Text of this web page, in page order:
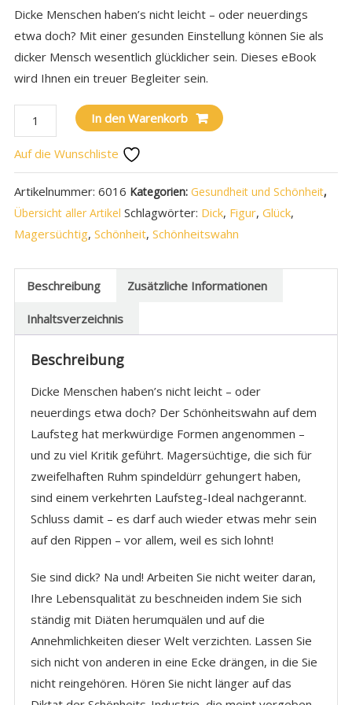
Dicke Menschen haben’s nicht leicht – oder neuerdings
etwa doch? Mit einer gesunden Einstellung können Sie als
dicker Mensch wesentlich glücklicher sein. Dieses eBook
wird Ihnen ein treuer Begleiter sein.
In den Warenkorb
Auf die Wunschliste
Artikelnummer: 6016 Kategorien: Gesundheit und Schönheit,
Übersicht aller Artikel Schlagwörter: Dick, Figur, Glück,
Magersüchtig, Schönheit, Schönheitswahn
Beschreibung Zusätzliche Informationen
Inhaltsverzeichnis
Beschreibung
Dicke Menschen haben’s nicht leicht – oder
neuerdings etwa doch? Der Schönheitswahn auf dem
Laufsteg hat merkwürdige Formen angenommen –
und zu viel Kritik geführt. Magersüchtige, die sich für
zweifelhaften Ruhm spindeldürr gehungert haben,
sind einem verkehrten Laufsteg-Ideal nachgerannt.
Schluss damit – es darf auch wieder etwas mehr sein
auf den Rippen – vor allem, weil es sich lohnt!
Sie sind dick? Na und! Arbeiten Sie nicht weiter daran,
Ihre Lebensqualität zu beschneiden indem Sie sich
ständig mit Diäten herumquälen und auf die
Annehmlichkeiten dieser Welt verzichten. Lassen Sie
sich nicht von anderen in eine Ecke drängen, in die Sie
nicht reingehören. Hören Sie nicht länger auf das